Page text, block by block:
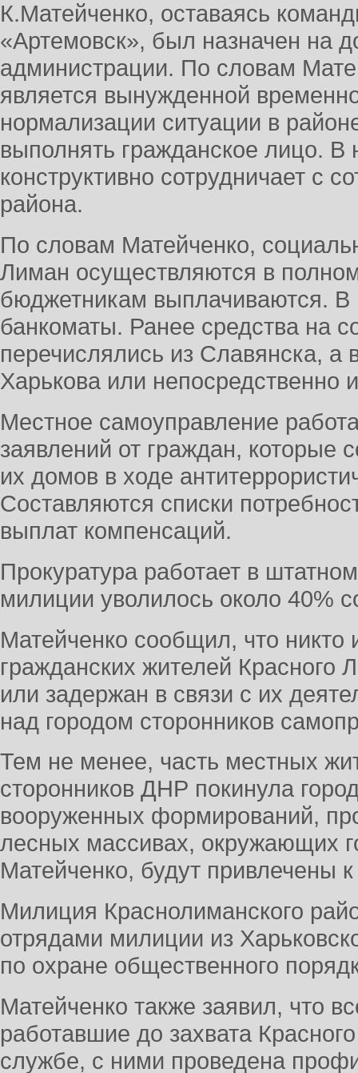
К.Матейченко, оставаясь
«Артемовск», был назначен на
администрации. По словам
является вынужденной
нормализации ситуации в
выполнять гражданское лицо.
конструктивно сотрудничает с
района.
По словам Матейченко,
Лиман осуществляются в
бюджетникам выплачиваются. В
банкоматы. Ранее средства на
перечислялись из Славянска, а
Харькова или непосредственно
Местное самоуправление
заявлений от граждан, которые
их домов в ходе
Составляются списки
выплат компенсаций.
Прокуратура работает в
милиции уволилось около 40%
Матейченко сообщил, что никто
гражданских жителей Красного
или задержан в связи с их
над городом сторонников
Тем не менее, часть местных
сторонников ДНР покинула
вооруженных формирований,
лесных массивах, окружающих
Матейченко, будут привлечены к
Милиция Краснолиманского
отрядами милиции из
по охране общественного
Матейченко также заявил, что
работавшие до захвата
службе, с ними проведена